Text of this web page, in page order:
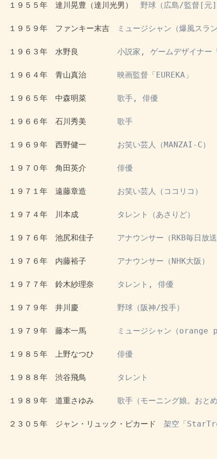
１９５５年　達川晃豊（達川光男） 野球（広島/監督[
１９５９年　ファンキー末吉 ミュージシャン（爆風スラ
１９６３年　水野良 小説家, ゲームデザイナー
１９６４年　青山真治 映画監督「EUREKA」
１９６５年　中森明菜 歌手, 俳優
１９６６年　石川秀美 歌手
１９６９年　西野健一 お笑い芸人（MANZAI-C）
１９７０年　角田英介 俳優
１９７１年　遠藤章造 お笑い芸人（ココリコ）
１９７４年　川本成 タレント（あさりど）
１９７６年　池尻和佳子 アナウンサー（RKB毎日放
１９７６年　内藤裕子 アナウンサー（NHK大阪）
１９７７年　鈴木紗理奈 タレント, 俳優
１９７９年　井川慶 野球（阪神/投手）
１９７９年　藤本一馬 ミュージシャン（orange
１９８５年　上野なつひ 俳優
１９８８年　渋谷飛鳥 タレント
１９８９年　道重さゆみ 歌手（モーニング娘。おと
２３０５年　ジャン・リュック・ピカード 架空「